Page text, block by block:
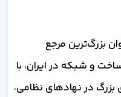
بزرگ‌ترین مرجع
و شبکه در ایران، با
بزرگ در نهادهای نظامی،